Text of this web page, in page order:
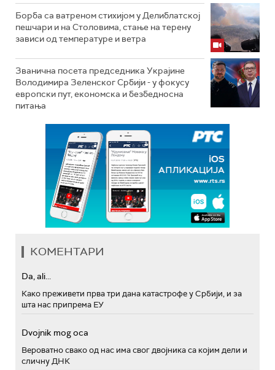
Борба са ватреном стихијом у Делиблатској
пешчари и на Столовима, стање на терену
зависи од температуре и ветра
Званична посета председника Украјине
Володимира Зеленског Србији - у фокусу
европски пут, економска и безбедносна
питања
КОМЕНТАРИ
Da, ali...
Како преживети прва три дана катастрофе у Србији, и за
шта нас припрема ЕУ
Dvojnik mog oca
Вероватно свако од нас има свог двојника са којим дели и
сличну ДНК